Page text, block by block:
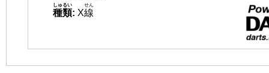
種類
しゅるい
: X線
せん